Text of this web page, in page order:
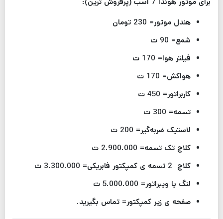
هندل موتور= 230 تومان
شمع= 90 ت
فیلتر هوا= 170 ت
هواکش= 170 ت
کاربراتور= 450 ت
تسمه= 300 ت
لاستیک ضربه‌گیر= 200 ت
کلاچ تک تسمه= 2.900.000 ت
کلاچ 2 تسمه ی کمپکتور فابریکی= 3.300.000 ت
لنگ یا ویبراتور= 5.000.000 ت
صفحه ی زیر کمپکتور= تماس بگیرید.